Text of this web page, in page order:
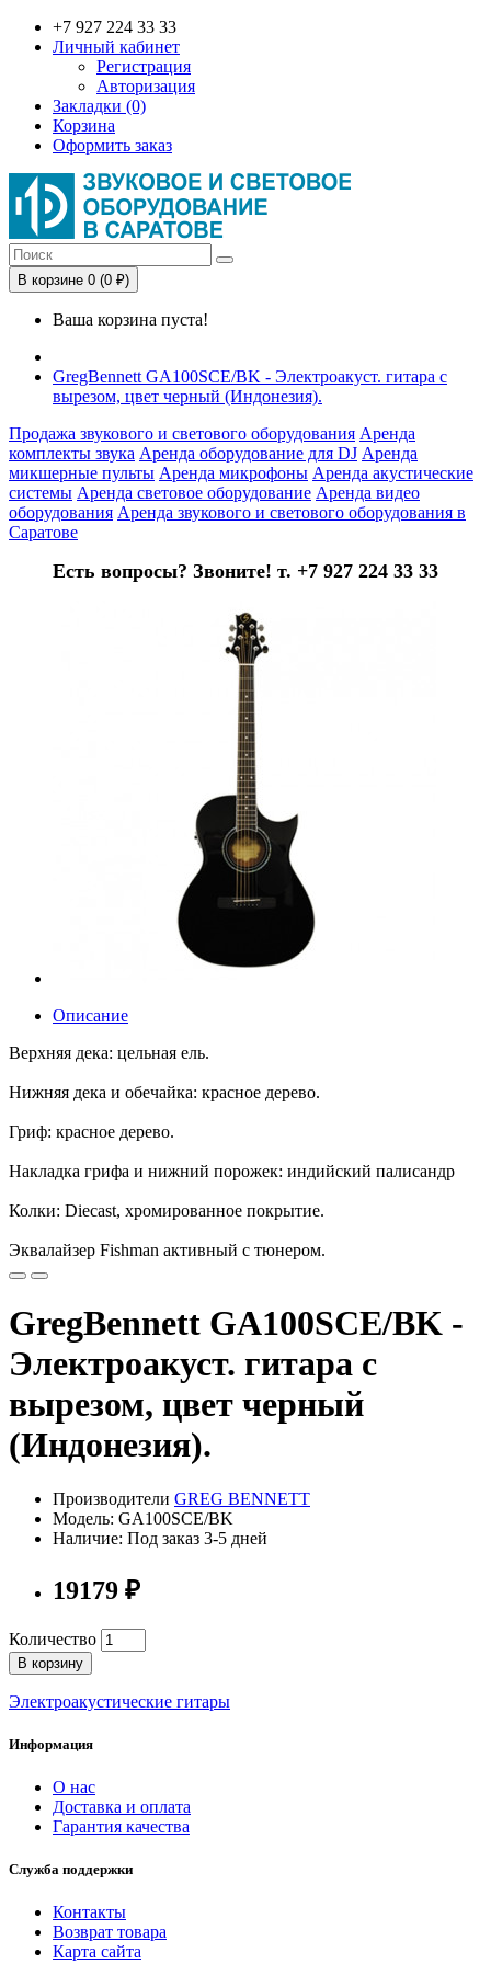
+7 927 224 33 33
Личный кабинет
Регистрация
Авторизация
Закладки (0)
Корзина
Оформить заказ
В корзине 0 (0 ₽)
Ваша корзина пуста!
GregBennett GA100SCE/BK - Электроакуст. гитара с
вырезом, цвет черный (Индонезия).
Продажа звукового и светового оборудования Аренда
комплекты звука Аренда оборудование для DJ Аренда
микшерные пульты Аренда микрофоны Аренда акустические
системы Аренда световое оборудование Аренда видео
оборудования Аренда звукового и светового оборудования в
Саратове
Есть вопросы? Звоните! т. +7 927 224 33 33
Описание
Верхняя дека: цельная ель.
Нижняя дека и обечайка: красное дерево.
Гриф: красное дерево.
Накладка грифа и нижний порожек: индийский палисандр
Колки: Diecast, хромированное покрытие.
Эквалайзер Fishman активный с тюнером.
GregBennett GA100SCE/BK -
Электроакуст. гитара с
вырезом, цвет черный
(Индонезия).
Производители GREG BENNETT
Модель: GA100SCE/BK
Наличие: Под заказ 3-5 дней
19179 ₽
Количество
В корзину
Электроакустические гитары
Информация
О нас
Доставка и оплата
Гарантия качества
Служба поддержки
Контакты
Возврат товара
Карта сайта